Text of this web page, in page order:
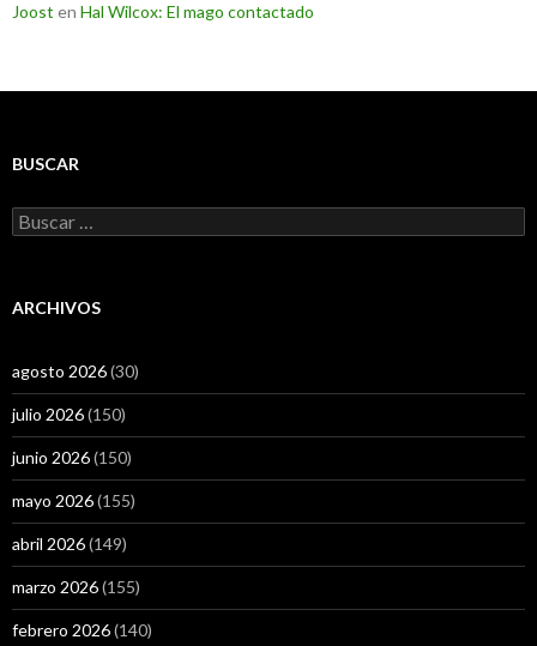
Joost en Hal Wilcox: El mago contactado
BUSCAR
Buscar:
ARCHIVOS
agosto 2026(30)
julio 2026(150)
junio 2026(150)
mayo 2026(155)
abril 2026(149)
marzo 2026(155)
febrero 2026(140)